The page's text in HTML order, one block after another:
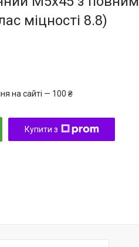
міцності 8.8)
на сайті — 100 ₴
Купити з